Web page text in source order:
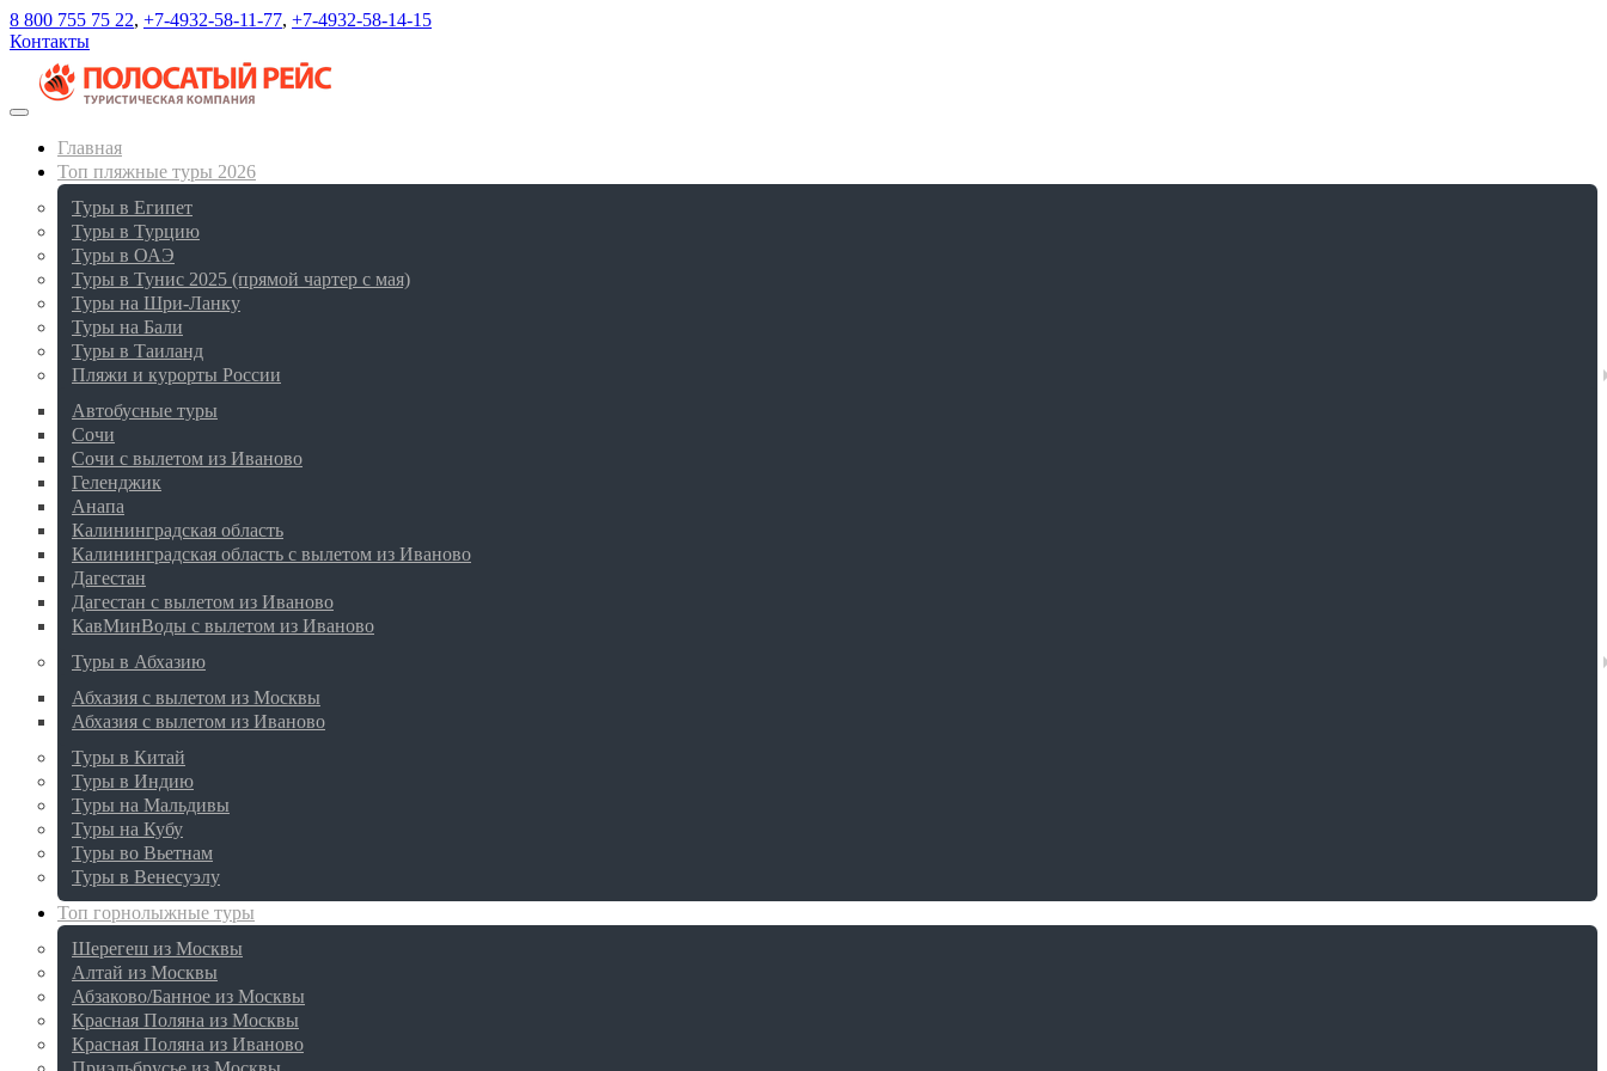
8 800 755 75 22, +7-4932-58-11-77, +7-4932-58-14-15
Контакты
Главная
Топ пляжные туры 2026
Туры в Египет
Туры в Турцию
Туры в ОАЭ
Туры в Тунис 2025 (прямой чартер с мая)
Туры на Шри-Ланку
Туры на Бали
Туры в Таиланд
Пляжи и курорты России
Автобусные туры
Сочи
Сочи с вылетом из Иваново
Геленджик
Анапа
Калининградская область
Калининградская область с вылетом из Иваново
Дагестан
Дагестан с вылетом из Иваново
КавМинВоды с вылетом из Иваново
Туры в Абхазию
Абхазия с вылетом из Москвы
Абхазия с вылетом из Иваново
Туры в Китай
Туры в Индию
Туры на Мальдивы
Туры на Кубу
Туры во Вьетнам
Туры в Венесуэлу
Топ горнолыжные туры
Шерегеш из Москвы
Алтай из Москвы
Абзаково/Банное из Москвы
Красная Поляна из Москвы
Красная Поляна из Иваново